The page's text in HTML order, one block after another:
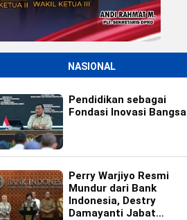
NASIONAL
Pendidikan sebagai
Fondasi Inovasi Bangsa
Perry Warjiyo Resmi
Mundur dari Bank
Indonesia, Destry
Damayanti Jabat